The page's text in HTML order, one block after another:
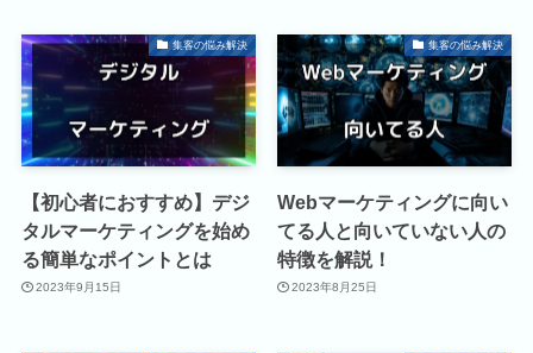
集客の悩み解決
【初心者におすすめ】デジ
タルマーケティングを始め
る簡単なポイントとは
2023年9月15日
集客の悩み解決
Webマーケティングに向い
てる人と向いていない人の
特徴を解説！
2023年8月25日